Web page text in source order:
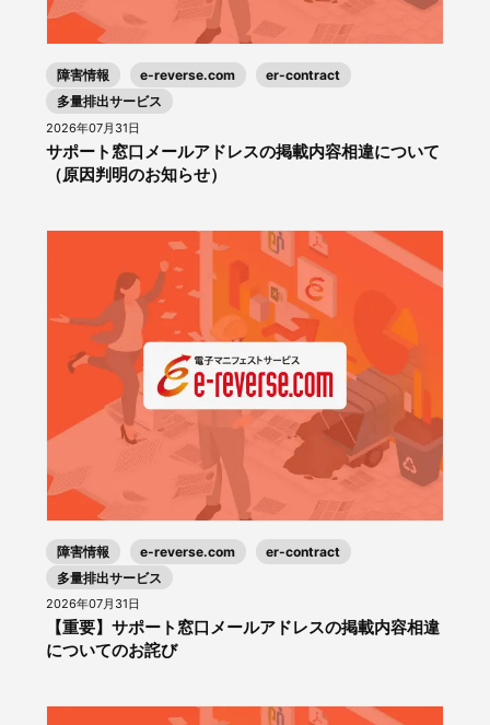
障害情報 e-reverse.com
er-contract
多量排出サービス
2026年07月31日
サポート窓口メールアドレスの掲載内容相違について
（原因判明のお知らせ）
障害情報 e-reverse.com
er-contract
多量排出サービス
2026年07月31日
【重要】サポート窓口メールアドレスの掲載内容相違
についてのお詫び